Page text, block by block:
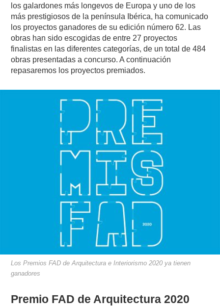
los galardones más longevos de Europa y uno de los
más prestigiosos de la península Ibérica, ha comunicado
los proyectos ganadores de su edición número 62. Las
obras han sido escogidas de entre 27 proyectos
finalistas en las diferentes categorías, de un total de 484
obras presentadas a concurso. A continuación
repasaremos los proyectos premiados.
Los Premios FAD de Arquitectura e Interiorismo 2020 ya tienen
ganadores
Premio FAD de Arquitectura 2020